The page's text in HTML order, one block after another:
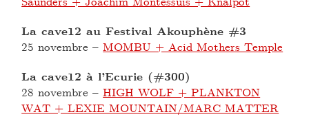
La cave12 au Festival Akouphène #3
25 novembre –MOMBU + Acid Mothers Temple
La cave12 à l’Ecurie (#300)
28 novembre –HIGH WOLF + PLANKTON
WAT + LEXIE MOUNTAIN/MARC MATTER